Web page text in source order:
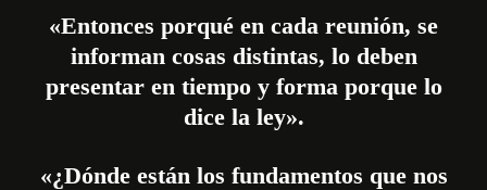
«Entonces porqué en cada reunión, se
informan cosas distintas, lo deben
presentar en tiempo y forma porque lo
dice la ley».
«¿Dónde están los fundamentos que nos